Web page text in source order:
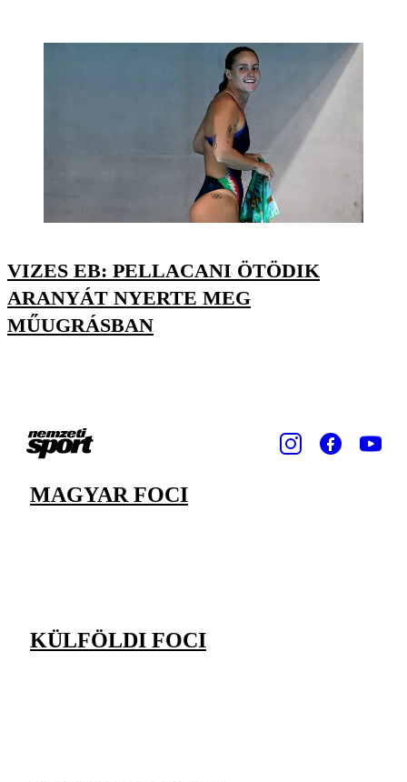
VIZES EB: PELLACANI ÖTÖDIK
ARANYÁT NYERTE MEG
MŰUGRÁSBAN
MAGYAR FOCI
KÜLFÖLDI FOCI